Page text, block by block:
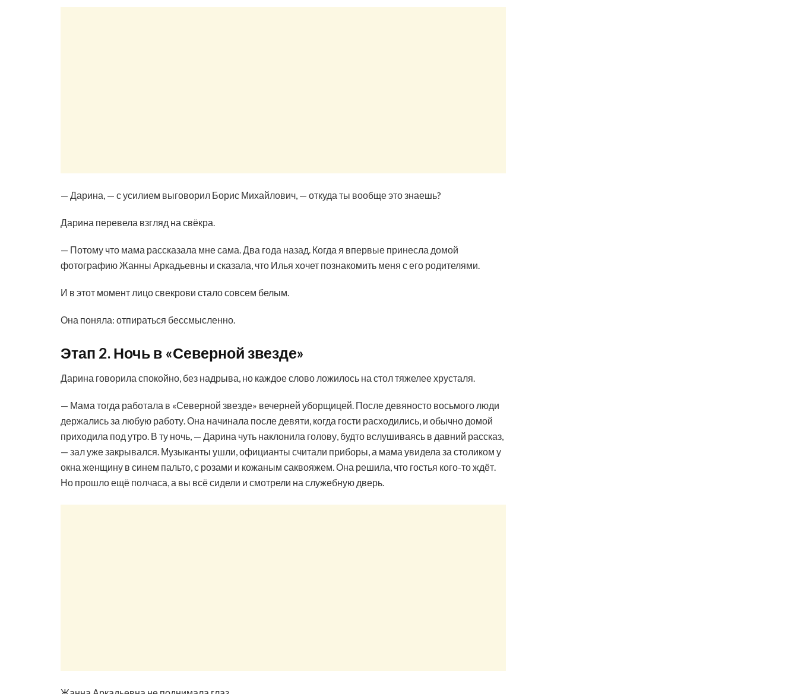
— Дарина, — с усилием выговорил Борис Михайлович, — откуда ты вообще это знаешь?
Дарина перевела взгляд на свёкра.
— Потому что мама рассказала мне сама. Два года назад. Когда я впервые принесла домой
фотографию Жанны Аркадьевны и сказала, что Илья хочет познакомить меня с его родителями.
И в этот момент лицо свекрови стало совсем белым.
Она поняла: отпираться бессмысленно.
Этап 2. Ночь в «Северной звезде»
Дарина говорила спокойно, без надрыва, но каждое слово ложилось на стол тяжелее хрусталя.
— Мама тогда работала в «Северной звезде» вечерней уборщицей. После девяносто восьмого люди
держались за любую работу. Она начинала после девяти, когда гости расходились, и обычно домой
приходила под утро. В ту ночь, — Дарина чуть наклонила голову, будто вслушиваясь в давний рассказ,
— зал уже закрывался. Музыканты ушли, официанты считали приборы, а мама увидела за столиком у
окна женщину в синем пальто, с розами и кожаным саквояжем. Она решила, что гостья кого-то ждёт.
Но прошло ещё полчаса, а вы всё сидели и смотрели на служебную дверь.